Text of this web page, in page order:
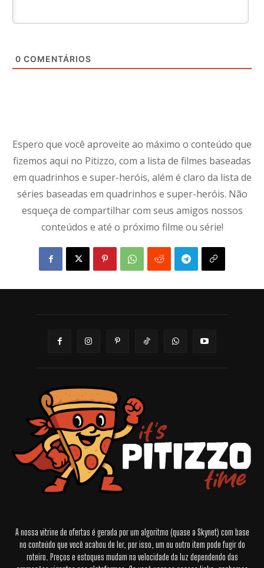
0 COMENTÁRIOS
Espero que você aproveite ao máximo o conteúdo que
fizemos aqui no Pitizzo, com a lista de filmes baseadas
em quadrinhos e super-heróis, além é claro da lista de
séries baseadas em quadrinhos e super-heróis. Não
esqueça de compartilhar com seus amigos nossos
conteúdos e até o próximo filme ou série!
A nossa vitrine de ofertas é gerada por um algoritmo (quase a Skynet) com base
no conteúdo que você acabou de ler, por isso, um ou outro item pode fugir do
roteiro. Preços e estoques mudam na velocidade da luz dependendo das